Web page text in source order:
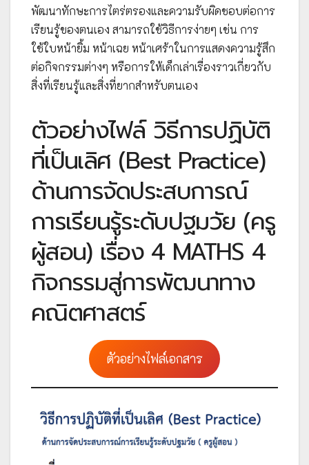
พัฒนาทักษะการไตร่ตรองและความรับผิดชอบต่อการ
เรียนรู้ของตนเอง สามารถใช้วิธีการง่ายๆ เช่น การ
ใช้ใบหน้ายิ้ม หน้าเฉย หน้าเศร้าในการแสดงความรู้สึก
ต่อกิจกรรมต่างๆ หรือการให้เด็กเล่าเรื่องราวเกี่ยวกับ
สิ่งที่เรียนรู้และสิ่งที่ยากสำหรับตนเอง
ตัวอย่างไฟล์ วิธีการปฏิบัติ
ที่เป็นเลิศ (Best Practice)
ด้านการจัดประสบการณ์
การเรียนรู้ระดับปฐมวัย (ครู
ผู้สอน) เรื่อง 4 MATHS 4
กิจกรรมสู่การพัฒนาทาง
คณิตศาสตร์
ตัวอย่างไฟล์เอกสาร